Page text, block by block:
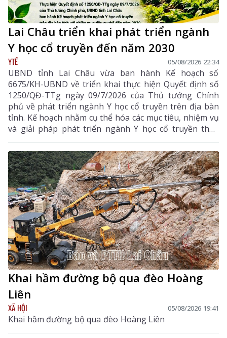
Lai Châu triển khai phát triển ngành
Y học cổ truyền đến năm 2030
YTẾ 05/08/2026 22:34
UBND tỉnh Lai Châu vừa ban hành Kế hoạch số
6675/KH-UBND về triển khai thực hiện Quyết định số
1250/QĐ-TTg ngày 09/7/2026 của Thủ tướng Chính
phủ về phát triển ngành Y học cổ truyền trên địa bàn
tỉnh. Kế hoạch nhằm cụ thể hóa các mục tiêu, nhiệm vụ
và giải pháp phát triển ngành Y học cổ truyền theo
hướng hiện đại, hiệu quả, bền vững; đẩy mạnh kết
hợp y học cổ truyền với y học hiện đại, phát huy tiềm
năng dược liệu của địa phương, góp phần nâng cao
chất lượng chăm sóc, bảo vệ sức khỏe nhân dân và
thúc đẩy phát triển kinh tế - xã hội.
Khai hầm đường bộ qua đèo Hoàng
Liên
XÃ HỘI 05/08/2026 19:41
Khai hầm đường bộ qua đèo Hoàng Liên